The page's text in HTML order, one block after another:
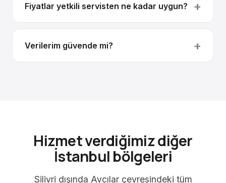
Fiyatlar yetkili servisten ne kadar uygun?
Verilerim güvende mi?
Hizmet verdiğimiz diğer
İstanbul bölgeleri
Silivri dışında Avcılar çevresindeki tüm